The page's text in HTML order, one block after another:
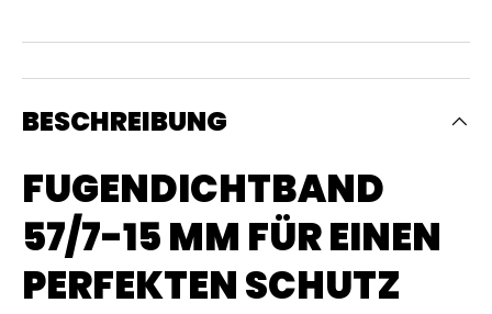
BESCHREIBUNG
FUGENDICHTBAND
57/7-15 MM FÜR EINEN
PERFEKTEN SCHUTZ